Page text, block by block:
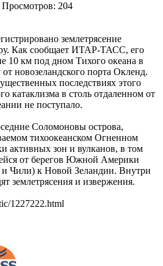
Просмотров: 204
землетрясение
Как сообщает ИТАР-ТАСС, его
10 км под дном Тихого океана в
новозеландского порта Окленд.
последствиях этого
катаклизма в столь отдаленном от
не поступало.
Соломоновы острова,
тихоокеанском Огненном
активных зон и вулканов, в том
от берегов Южной Америки
и Чили) к Новой Зеландии. Внутри
землетрясения и извержения.
1227222.html